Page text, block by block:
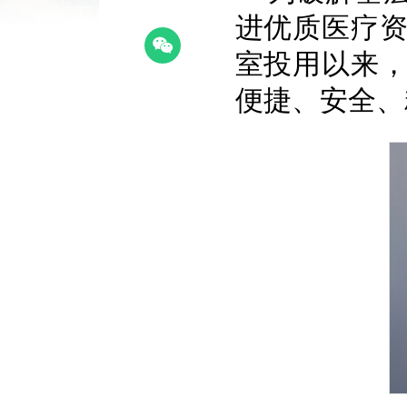
进优质医疗
室投用以来
便捷、安全